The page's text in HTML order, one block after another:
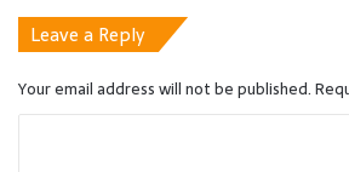
Leave a Reply
Your email address will not be published.